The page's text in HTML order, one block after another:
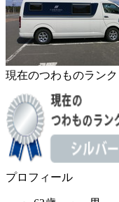
現在のつわものランク
プロフィール